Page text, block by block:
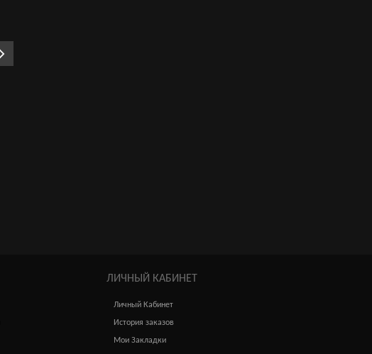
ЛИЧНЫЙ КАБИНЕТ
Личный Кабинет
История заказов
Мои Закладки